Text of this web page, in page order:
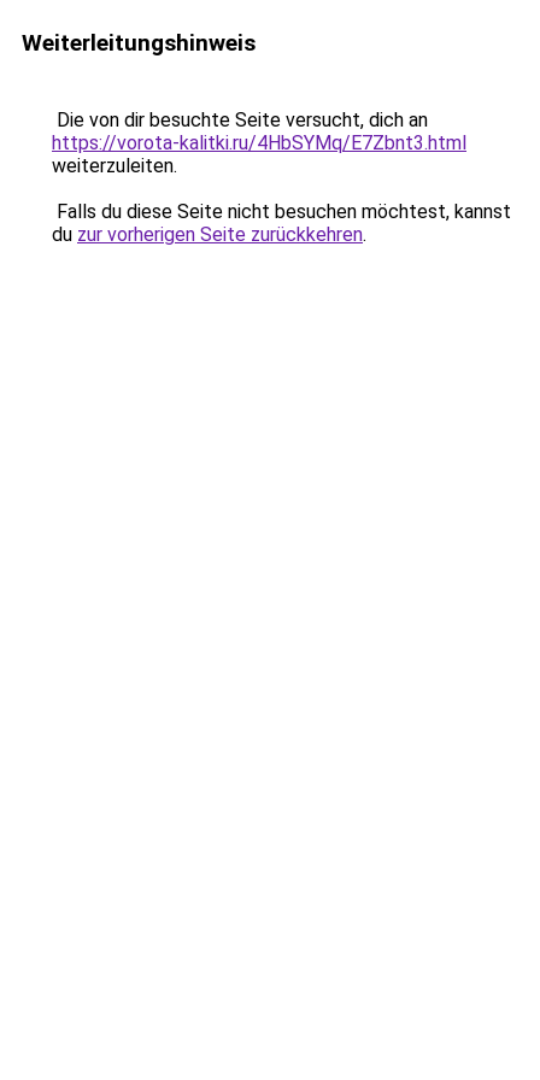
Weiterleitungshinweis
Die von dir besuchte Seite versucht, dich an
https://vorota-kalitki.ru/4HbSYMq/E7Zbnt3.html
weiterzuleiten.
Falls du diese Seite nicht besuchen möchtest, kannst
du zur vorherigen Seite zurückkehren.